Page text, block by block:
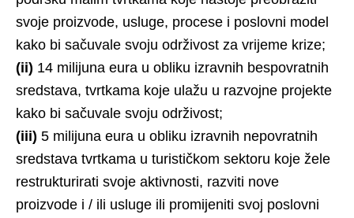
svoje proizvode, usluge, procese i poslovni model
kako bi sačuvale svoju održivost za vrijeme krize;
(ii) 14 milijuna eura u obliku izravnih bespovratnih
sredstava, tvrtkama koje ulažu u razvojne projekte
kako bi sačuvale svoju održivost;
(iii) 5 milijuna eura u obliku izravnih nepovratnih
sredstava tvrtkama u turističkom sektoru koje žele
restrukturirati svoje aktivnosti, razviti nove
proizvode i / ili usluge ili promijeniti svoj poslovni